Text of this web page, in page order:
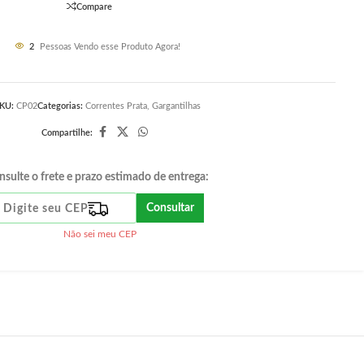
Compare
2 Pessoas Vendo esse Produto Agora!
CP02Categorias: Correntes Prata, Gargantilhas
Compartilhe:
o frete e prazo estimado de entrega:
Consultar
Não sei meu CEP